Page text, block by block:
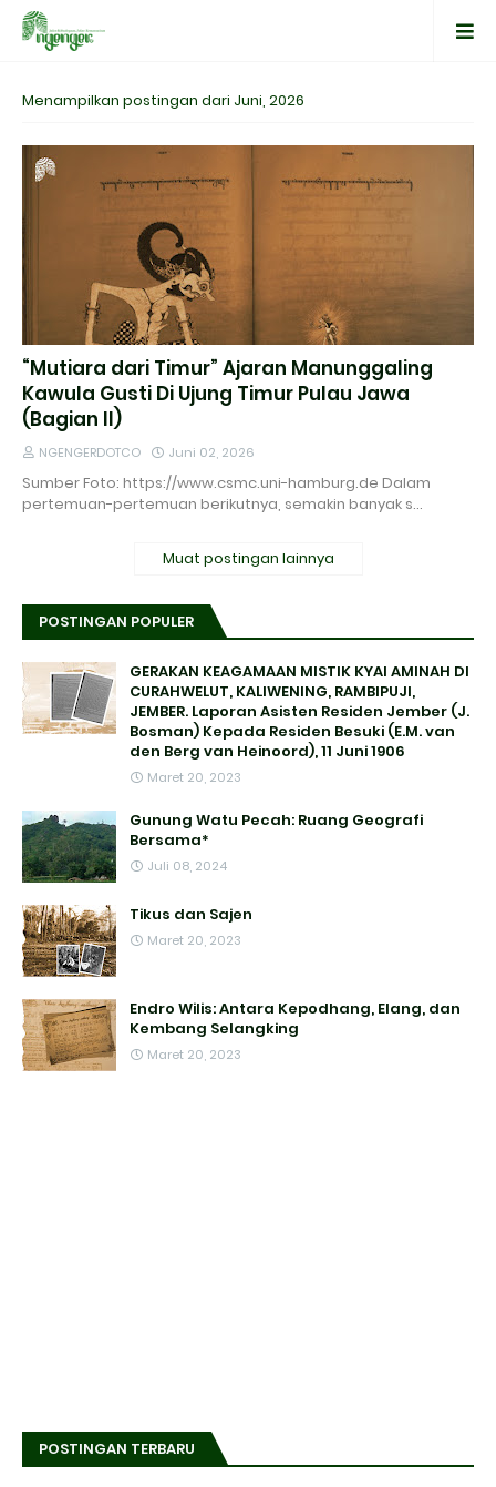
Menampilkan postingan dari Juni, 2026
“Mutiara dari Timur” Ajaran Manunggaling
Kawula Gusti Di Ujung Timur Pulau Jawa
(Bagian II)
NGENGERDOTCO Juni 02, 2026
Sumber Foto: https://www.csmc.uni-hamburg.de Dalam
pertemuan-pertemuan berikutnya, semakin banyak s…
Muat postingan lainnya
POSTINGAN POPULER
GERAKAN KEAGAMAAN MISTIK KYAI AMINAH DI
CURAHWELUT, KALIWENING, RAMBIPUJI,
JEMBER. Laporan Asisten Residen Jember (J.
Bosman) Kepada Residen Besuki (E.M. van
den Berg van Heinoord), 11 Juni 1906
Maret 20, 2023
Gunung Watu Pecah: Ruang Geografi
Bersama*
Juli 08, 2024
Tikus dan Sajen
Maret 20, 2023
Endro Wilis: Antara Kepodhang, Elang, dan
Kembang Selangking
Maret 20, 2023
POSTINGAN TERBARU